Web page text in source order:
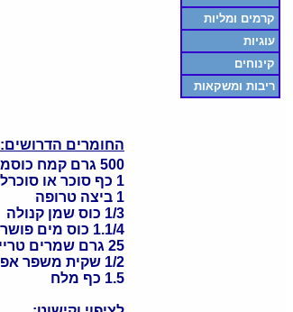
קרמים ומליות
עוגיות
קינוחים
ריבות ומשקאות
החומרים הדרושים:
500 גרם קמח כוסמין מנופה
1 כף סוכר או סוכרלוז
1 ביצה טרופה
1/3 כוס שמן קנולה
1.1/4 כוס מים פושרים או חלב
25 גרם שמרים טריים או 1.5 כף שמרים יבשים
1/2 שקית משפר אפייה
1.5 כף מלח